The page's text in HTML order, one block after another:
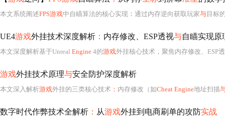
本文系统阐述FPS游戏中自瞄算法的核心实现 ： 通过内存逆向获取玩家与 目标
UE4游戏外挂技术深度解析 ： 内存修改、ESP透视与自瞄实现原
本文深度解析基于Unreal Engine 4的游戏外挂核心技术，聚焦内存修改、ESP
游戏外挂技术原理与安全防护深度解析
本文深入解析游戏外挂的三类核心技术 ： 内存修改（如Cheat Engine地址扫描
数字时代作弊技术全解析 ： 从游戏外挂到电商刷单的攻防实战